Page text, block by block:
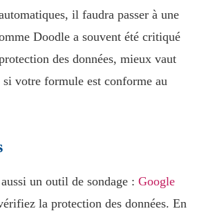
il faudra passer à une
Doodle a souvent été critiqué
des données, mieux vaut
votre formule est conforme au
un outil de sondage : Google
la protection des données. En